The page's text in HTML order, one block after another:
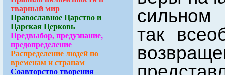
тварный мир
Православное Царство и
Царская Церковь
Предвыбор, предузнание,
предопределение
Распределение людей по
временам и странам
Соавторство творения
сильном
так